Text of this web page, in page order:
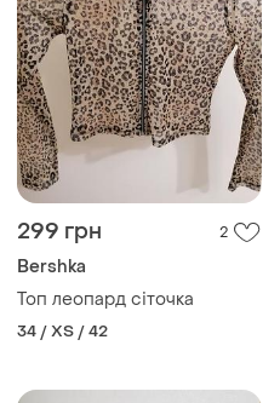
299 грн 2
Bershka
Топ леопард сіточка
34 / XS / 42